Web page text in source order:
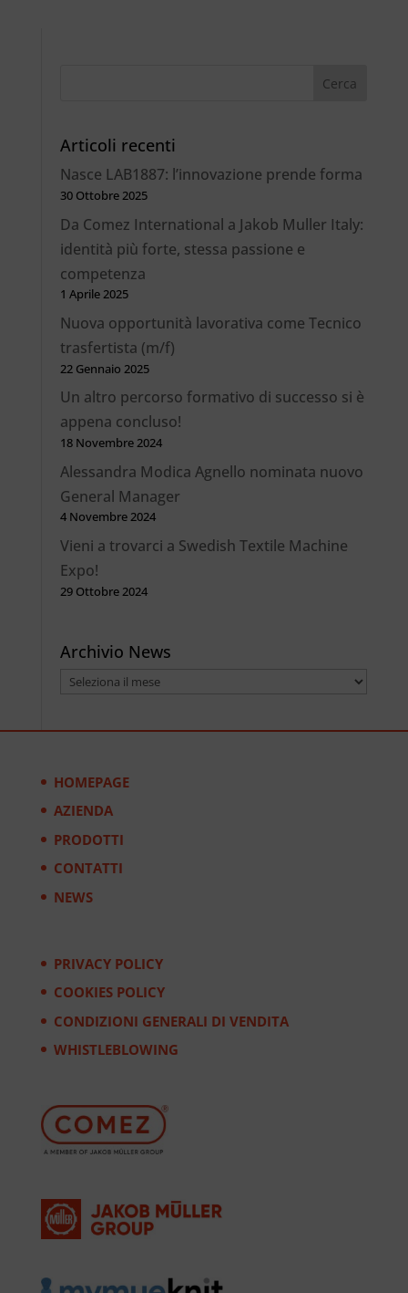
Articoli recenti
Nasce LAB1887: l’innovazione prende forma
30 Ottobre 2025
Da Comez International a Jakob Muller Italy:
identità più forte, stessa passione e
competenza
1 Aprile 2025
Nuova opportunità lavorativa come Tecnico
trasfertista (m/f)
22 Gennaio 2025
Un altro percorso formativo di successo si è
appena concluso!
18 Novembre 2024
Alessandra Modica Agnello nominata nuovo
General Manager
4 Novembre 2024
Vieni a trovarci a Swedish Textile Machine
Expo!
29 Ottobre 2024
Archivio News
Archivio
HOMEPAGE
AZIENDA
PRODOTTI
CONTATTI
NEWS
PRIVACY POLICY
COOKIES POLICY
CONDIZIONI GENERALI DI VENDITA
WHISTLEBLOWING